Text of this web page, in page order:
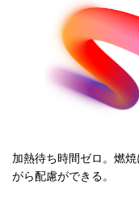
加熱待ち時間ゼロ。燃
がら配慮ができる。